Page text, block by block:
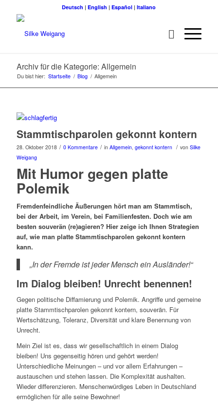
Deutsch |English |Español |Italiano
Archiv für die Kategorie: Allgemein
Du bist hier: Startseite / Blog / Allgemein
Stammtischparolen gekonnt kontern
28. Oktober 2018 / 0 Kommentare / in Allgemein, gekonnt kontern / von Silke
Weigang
Mit Humor gegen platte
Polemik
Fremdenfeindliche Äußerungen hört man am Stammtisch,
bei der Arbeit, im Verein, bei Familienfesten. Doch wie am
besten souverän (re)agieren? Hier zeige ich Ihnen Strategien
auf, wie man platte Stammtischparolen gekonnt kontern
kann.
„In der Fremde ist jeder Mensch ein Ausländer!“
Im Dialog bleiben! Unrecht benennen!
Gegen politische Diffamierung und Polemik. Angriffe und gemeine
platte Stammtischparolen gekonnt kontern, souverän. Für
Wertschätzung, Toleranz, Diversität und klare Benennung von
Unrecht.
Mein Ziel ist es, dass wir gesellschaftlich in einem Dialog
bleiben! Uns gegenseitig hören und gehört werden!
Unterschiedliche Meinungen – und vor allem Erfahrungen –
austauschen und stehen lassen. Die Komplexität aushalten.
Wieder differenzieren. Menschenwürdiges Leben in Deutschland
ermöglichen für alle seine Bewohner!